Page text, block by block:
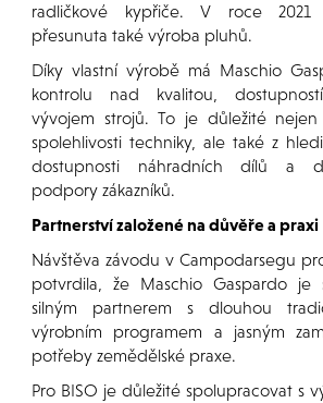
radličkové kypřiče. V roce
přesunuta také výroba pluhů.
Díky vlastní výrobě má Maschio
kontrolu nad kvalitou,
vývojem strojů. To je důležité
spolehlivosti techniky, ale také z
dostupnosti náhradních dílů a
podpory zákazníků.
Partnerství založené na důvěře a praxi
Návštěva závodu v Campodarsegu
potvrdila, že Maschio Gaspardo je
silným partnerem s dlouhou
výrobním programem a jasným
potřeby zemědělské praxe.
Pro BISO je důležité spolupracovat s